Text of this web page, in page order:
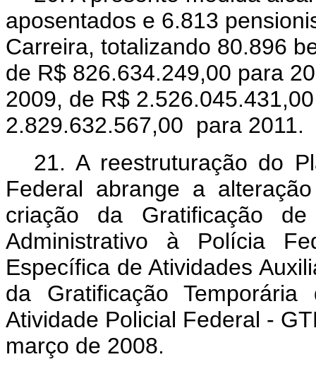
aposentados e 6.813
Carreira, totalizando 80.896
de R$ 826.634.249,00 para
2009, de R$
2.829.632.567,00 para 2011.
21. A reestruturação do
Federal abrange a
criação da Gratificação
Administrativo à Polícia
Específica de Atividades
da Gratificação
Atividade Policial Federal -
março de 2008.